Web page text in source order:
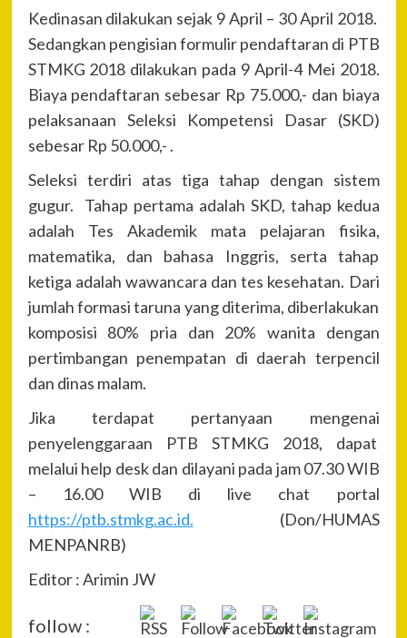
Kedinasan dilakukan sejak 9 April – 30 April 2018.
Sedangkan pengisian formulir pendaftaran di PTB
STMKG 2018 dilakukan pada 9 April-4 Mei 2018.
Biaya pendaftaran sebesar Rp 75.000,- dan biaya
pelaksanaan Seleksi Kompetensi Dasar (SKD)
sebesar Rp 50.000,- .
Seleksi terdiri atas tiga tahap dengan sistem
gugur. Tahap pertama adalah SKD, tahap kedua
adalah Tes Akademik mata pelajaran fisika,
matematika, dan bahasa Inggris, serta tahap
ketiga adalah wawancara dan tes kesehatan. Dari
jumlah formasi taruna yang diterima, diberlakukan
komposisi 80% pria dan 20% wanita dengan
pertimbangan penempatan di daerah terpencil
dan dinas malam.
Jika terdapat pertanyaan mengenai
penyelenggaraan PTB STMKG 2018, dapat
melalui help desk dan dilayani pada jam 07.30 WIB
– 16.00 WIB di live chat portal
https://ptb.stmkg.ac.id. (Don/HUMAS
MENPANRB)
Editor : Arimin JW
follow :